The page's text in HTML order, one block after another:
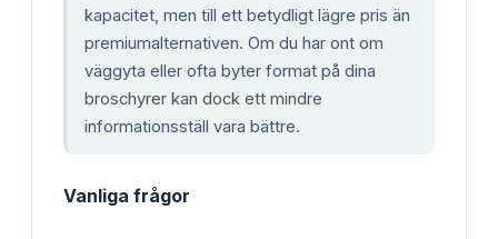
kapacitet, men till ett betydligt lägre pris än
premiumalternativen. Om du har ont om
väggyta eller ofta byter format på dina
broschyrer kan dock ett mindre
informationsställ vara bättre.
Vanliga frågor